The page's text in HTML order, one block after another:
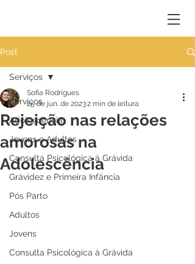
Post
Serviços
Adolescência
Jovens e Adultos
Consulta Psicológica à Grávida
Grávidez e Primeira Infância
Pós Parto
Adultos
Jovens
Consulta Psicológica à Grávida
Serviços
Rejeição nas relações
amorosas na
Adolescência
Sofia Rodrigues
25 de jun. de 20232 min de leitura